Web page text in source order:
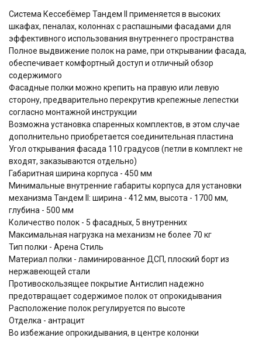
Система Кессебёмер Тандем II применяется в высоких
шкафах, пеналах, колоннах с распашными фасадами для
эффективного использования внутреннего пространства
Полное выдвижение полок на раме, при открывании фасада,
обеспечивает комфортный доступ и отличный обзор
содержимого
Фасадные полки можно крепить на правую или левую
сторону, предварительно перекрутив крепежные лепестки
согласно монтажной инструкции
Возможна установка спаренных комплектов, в этом случае
дополнительно приобретается соединительная пластина
Угол открывания фасада 110 градусов (петли в комплект не
входят, заказываются отдельно)
Габаритная ширина корпуса - 450 мм
Минимальные внутренние габариты корпуса для установки
механизма Тандем II: ширина - 412 мм, высота - 1700 мм,
глубина - 500 мм
Количество полок - 5 фасадных, 5 внутренних
Максимальная нагрузка на механизм не более 70 кг
Тип полки - Арена Стиль
Материал полки - ламинированное ДСП, плоский борт из
нержавеющей стали
Противоскользящее покрытие Антислип надежно
предотвращает содержимое полок от опрокидывания
Расположение полок регулируется по высоте
Отделка - антрацит
Во избежание опрокидывания, в центре колонки